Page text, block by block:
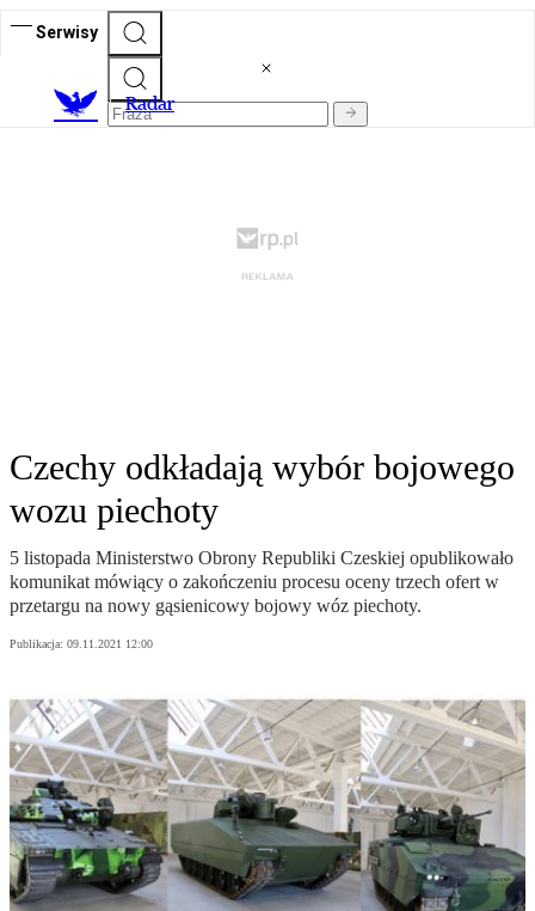
Serwisy
Radar
Czechy odkładają wybór bojowego
wozu piechoty
5 listopada Ministerstwo Obrony Republiki Czeskiej opublikowało
komunikat mówiący o zakończeniu procesu oceny trzech ofert w
przetargu na nowy gąsienicowy bojowy wóz piechoty.
Publikacja: 09.11.2021 12:00